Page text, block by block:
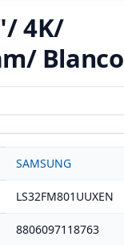
4K/
Blanco
SAMSUNG
LS32FM801UUXEN
8806097118763